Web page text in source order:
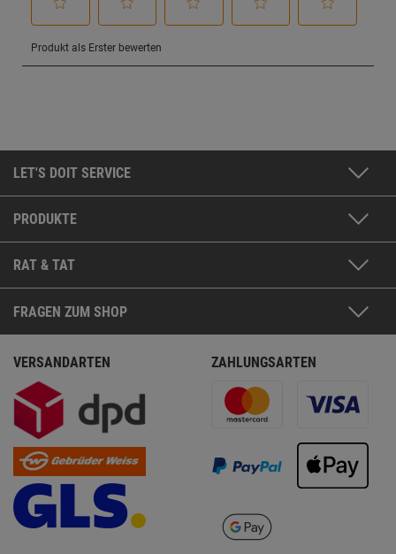
LET'S DOIT SERVICE
PRODUKTE
RAT & TAT
FRAGEN ZUM SHOP
VERSANDARTEN ZAHLUNGSARTEN